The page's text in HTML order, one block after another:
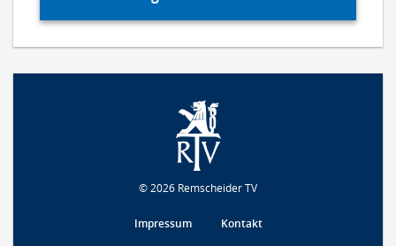
© 2026 Remscheider TV
Impressum Kontakt